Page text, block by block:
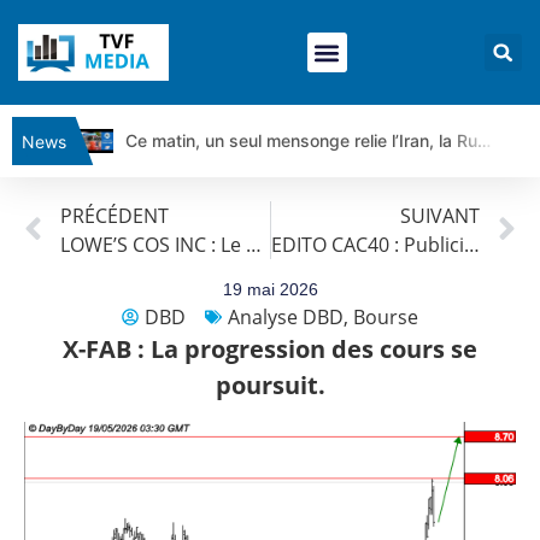
News
Ce matin, un seul mensonge relie l’Iran, la Russie et Trump | par Louis Antoine Michelet
Ce que Trump, Téhéran et Pékin ne veulent pas que vous voyiez ensemble | par Louis-Antoine Michelet
Vente du Turbo infini BEST PUT COINBASE WO83V à 0,51 € (+46 %)
DAX40 : Poursuite de la croissance ? | Erick Sebban – Chrono DAX
PRÉCÉDENT
LOWE’S COS INC : Le mouvement se poursuit.
SUIVANT
EDITO CAC40 : Publicis se reprend
19 mai 2026
DBD Analyse DBD, Bourse
X-FAB : La progression des cours se
poursuit.